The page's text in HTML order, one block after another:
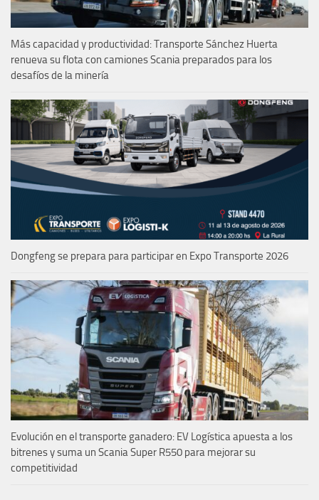
Más capacidad y productividad: Transporte Sánchez Huerta
renueva su flota con camiones Scania preparados para los
desafíos de la minería
Dongfeng se prepara para participar en Expo Transporte 2026
Evolución en el transporte ganadero: EV Logística apuesta a los
bitrenes y suma un Scania Super R550 para mejorar su
competitividad